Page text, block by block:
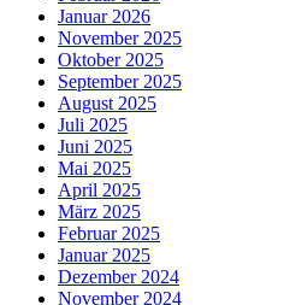
Januar 2026
November 2025
Oktober 2025
September 2025
August 2025
Juli 2025
Juni 2025
Mai 2025
April 2025
März 2025
Februar 2025
Januar 2025
Dezember 2024
November 2024